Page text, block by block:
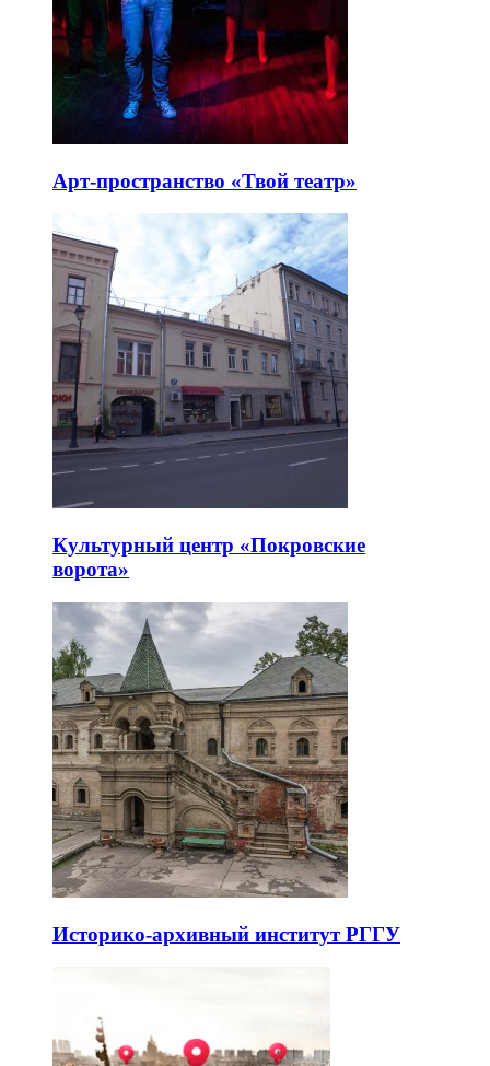
Арт-пространство «Твой театр»
Культурный центр «Покровские
ворота»
Историко-архивный институт РГГУ